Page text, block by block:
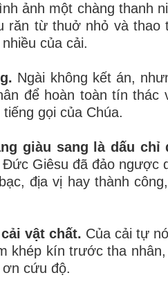
ảnh một chàng thanh
răn từ thuở nhỏ và
của cải.
Ngài không kết án,
để hoàn toàn tín thác
gọi của Chúa.
giàu sang là dấu chỉ
Đức Giêsu đã đảo ngược
địa vị hay thành
vật chất. Của cải tự
khép kín trước tha
cứu độ.